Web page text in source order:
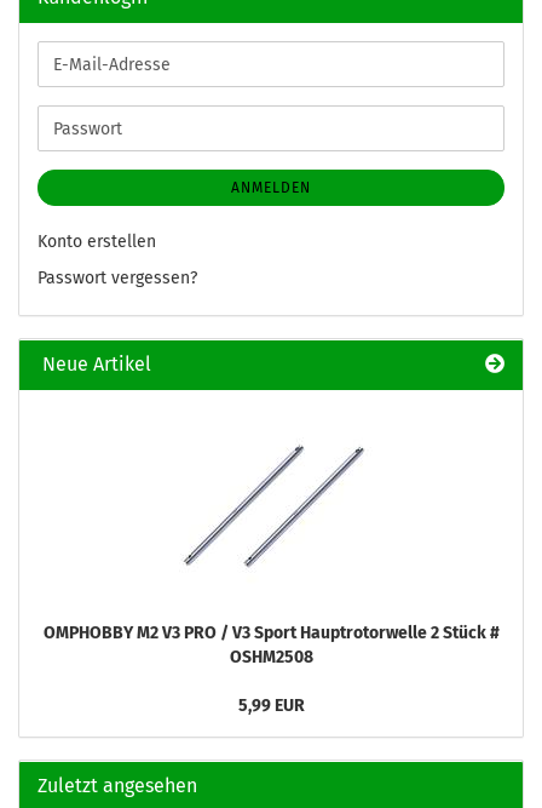
E-
Mail-
Adresse
Passwort
ANMELDEN
Konto erstellen
Passwort vergessen?
Neue Artikel
OMPHOBBY M2 V3 PRO / V3 Sport Hauptrotorwelle 2 Stück #
OSHM2508
5,99 EUR
Zuletzt angesehen